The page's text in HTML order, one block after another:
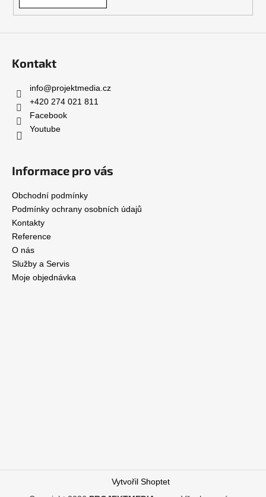
ý
p
Kontakt
info@projektmedia.cz
+420 274 021 811
Facebook
Youtube
Informace pro vás
Obchodní podmínky
Podmínky ochrany osobních údajů
Kontakty
Reference
O nás
Služby a Servis
Moje objednávka
Vytvořil Shoptet